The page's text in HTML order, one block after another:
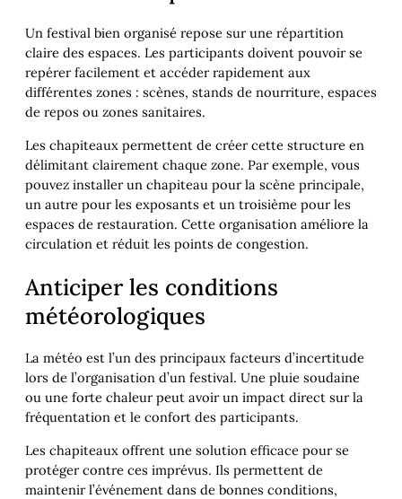
Un festival bien organisé repose sur une répartition
claire des espaces. Les participants doivent pouvoir se
repérer facilement et accéder rapidement aux
différentes zones : scènes, stands de nourriture, espaces
de repos ou zones sanitaires.
Les chapiteaux permettent de créer cette structure en
délimitant clairement chaque zone. Par exemple, vous
pouvez installer un chapiteau pour la scène principale,
un autre pour les exposants et un troisième pour les
espaces de restauration. Cette organisation améliore la
circulation et réduit les points de congestion.
Anticiper les conditions
météorologiques
La météo est l’un des principaux facteurs d’incertitude
lors de l’organisation d’un festival. Une pluie soudaine
ou une forte chaleur peut avoir un impact direct sur la
fréquentation et le confort des participants.
Les chapiteaux offrent une solution efficace pour se
protéger contre ces imprévus. Ils permettent de
maintenir l’événement dans de bonnes conditions,